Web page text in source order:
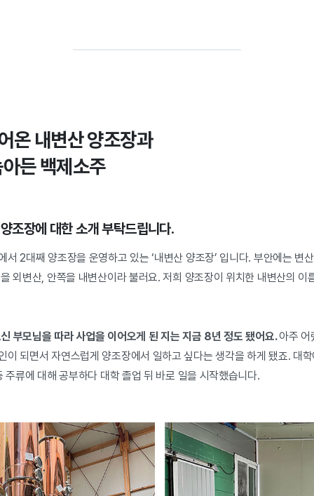
온 내변산 양조장과
든 백제소주
조장에 대한 소개 부탁드립니다.
서 2대째 양조장을 운영하고 있는 ‘내변산 양조장’ 입니다. 부안에는 변
외변산, 안쪽을 내변산이라 불러요. 저희 양조장이 위치한 내변산의 이
부모님을 따라 사업을 이어오게 된 지는 지금 8년 정도 됐어요.아주 어
이 되면서 자연스럽게 양조장에서 일하고 싶다는 생각을 하게 됐죠. 대
주류에 대해 공부하다 대학 졸업 뒤 바로 일을 시작했습니다.